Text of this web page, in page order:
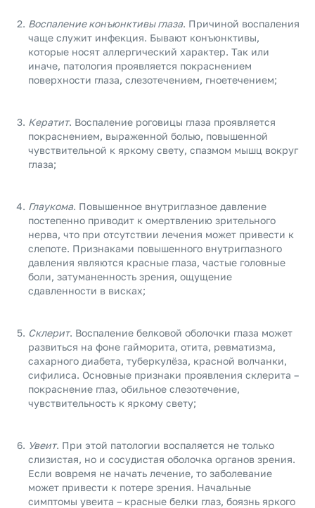
Воспаление конъюнктивы глаза. Причиной воспаления
чаще служит инфекция. Бывают конъюнктивы,
которые носят аллергический характер. Так или
иначе, патология проявляется покраснением
поверхности глаза, слезотечением, гноетечением;
Кератит. Воспаление роговицы глаза проявляется
покраснением, выраженной болью, повышенной
чувствительной к яркому свету, спазмом мышц вокруг
глаза;
Глаукома. Повышенное внутриглазное давление
постепенно приводит к омертвлению зрительного
нерва, что при отсутствии лечения может привести к
слепоте. Признаками повышенного внутриглазного
давления являются красные глаза, частые головные
боли, затуманенность зрения, ощущение
сдавленности в висках;
Склерит. Воспаление белковой оболочки глаза может
развиться на фоне гайморита, отита, ревматизма,
сахарного диабета, туберкулёза, красной волчанки,
сифилиса. Основные признаки проявления склерита –
покраснение глаз, обильное слезотечение,
чувствительность к яркому свету;
Увеит. При этой патологии воспаляется не только
слизистая, но и сосудистая оболочка органов зрения.
Если вовремя не начать лечение, то заболевание
может привести к потере зрения. Начальные
симптомы увеита – красные белки глаз, боязнь яркого